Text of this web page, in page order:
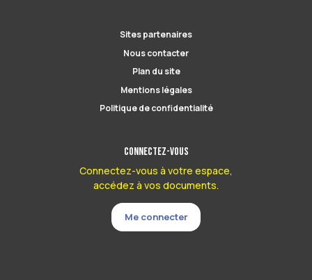
Sites partenaires
Nous contacter
Plan du site
Mentions légales
Politique de confidentialité
Connectez-vous
Connectez-vous à votre espace,
accédez à vos documents.
Me connecter